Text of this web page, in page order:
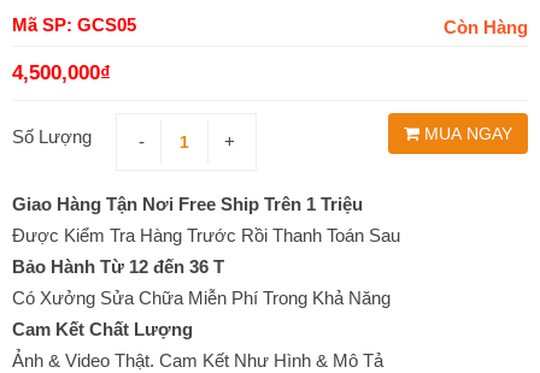
Mã SP: GCS05 Còn Hàng
4,500,000₫
Số Lượng - + MUA NGAY
Giao Hàng Tận Nơi Free Ship Trên 1 Triệu
Được Kiểm Tra Hàng Trước Rồi Thanh Toán Sau
Bảo Hành Từ 12 đến 36 T
Có Xưởng Sửa Chữa Miễn Phí Trong Khả Năng
Cam Kết Chất Lượng
Ảnh & Video Thật. Cam Kết Như Hình & Mô Tả